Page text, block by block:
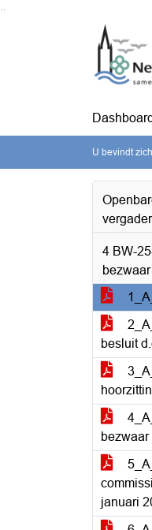
Dashboard
U bevindt
4 BW-
bezwaar
besluit
januari